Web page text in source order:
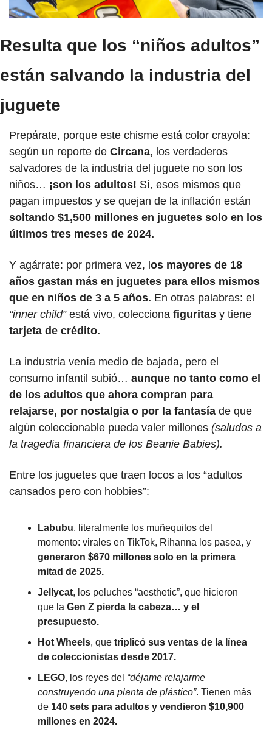
Resulta que los “niños adultos”
están salvando la industria del
juguete
Prepárate, porque este chisme está color crayola:
según un reporte de Circana, los verdaderos
salvadores de la industria del juguete no son los
niños… ¡son los adultos! Sí, esos mismos que
soltando $1,500 millones en juguetes solo en los
últimos tres meses de 2024.
Y agárrate: por primera vez, l os mayores de 18
años gastan más en juguetes para ellos mismos
que en niños de 3 a 5 años. En otras palabras: el
“inner child” está vivo, colecciona figuritas
tarjeta de crédito.
La industria venía medio de bajada, pero el
consumo infantil subió… aunque no tanto como el
de los adultos que ahora compran para
relajarse, por nostalgia o por la fantasía de que
algún coleccionable pueda valer millones (saludos a
la tragedia financiera de los Beanie Babies).
Entre los juguetes que traen locos a los “adultos
cansados pero con hobbies”:
Labubu, literalmente los muñequitos del
momento: virales en TikTok, Rihanna los pasea, y
generaron $670 millones solo en la primera
mitad de 2025.
Jellycat, los peluches “aesthetic”, que hicieron
que la Gen Z pierda la cabeza… y el
presupuesto.
Hot Wheels, que triplicó sus ventas de la línea
de coleccionistas desde 2017.
LEGO, los reyes del “déjame relajarme
construyendo una planta de plástico”. Tienen más
de 140 sets para adultos y vendieron $10,900
millones en 2024.